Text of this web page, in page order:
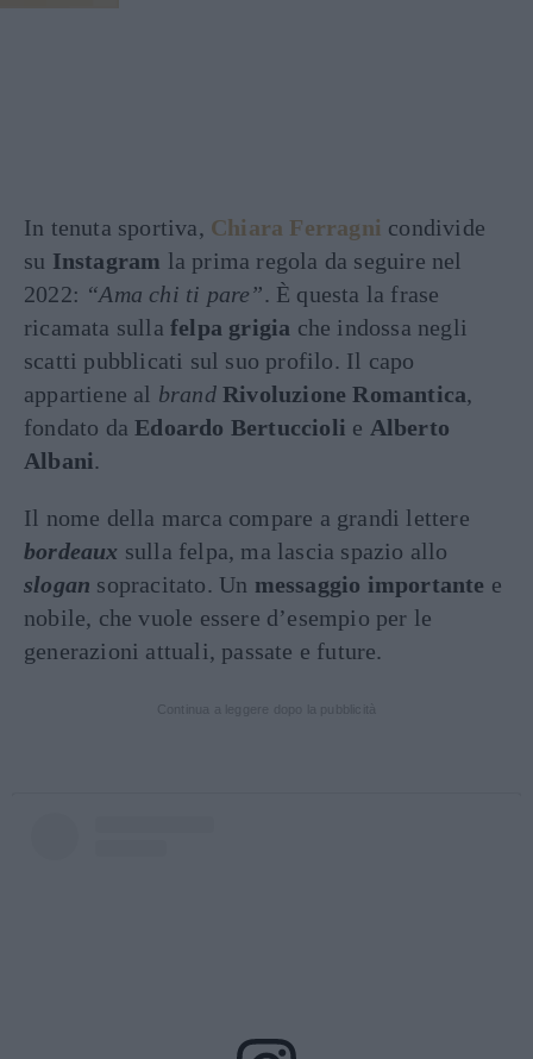
In tenuta sportiva, Chiara Ferragni condivide
su Instagram la prima regola da seguire nel
2022: “Ama chi ti pare”. È questa la frase
ricamata sulla felpa grigia che indossa negli
scatti pubblicati sul suo profilo. Il capo
appartiene al brand Rivoluzione Romantica,
fondato daEdoardo Bertuccioli e Alberto
Albani.
Il nome della marca compare a grandi lettere
bordeaux sulla felpa, ma lascia spazio allo
slogan sopracitato. Un messaggio importante e
nobile, che vuole essere d’esempio per le
generazioni attuali, passate e future.